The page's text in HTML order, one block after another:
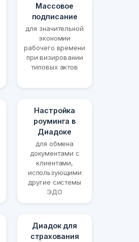
Массовое
подписание
для значительной
экономии
рабочего времени
при визировании
типовых актов
Настройка
роуминга в
Диадоке
для обмена
документами с
клиентами,
использующими
другие системы
ЭДО
Диадок для
страхования